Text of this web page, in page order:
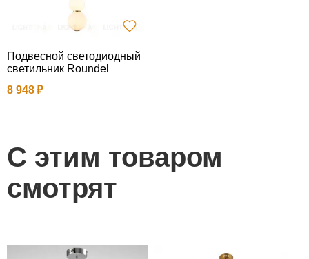
Подвесной светодиодный
светильник Roundel
8 948
С этим товаром
смотрят